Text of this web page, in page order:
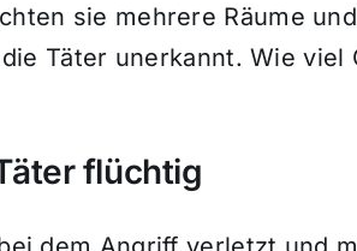
sie mehrere Räume
Täter unerkannt. Wie viel
flüchtig